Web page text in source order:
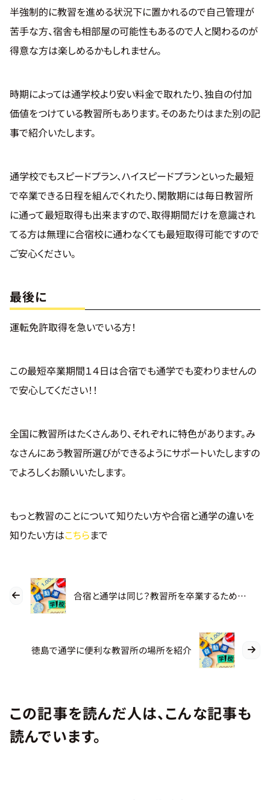
半強制的に教習を進める状況下に置かれるので自己管理が
苦手な方、宿舎も相部屋の可能性もあるので人と関わるのが
得意な方は楽しめるかもしれません。
時期によっては通学校より安い料金で取れたり、独自の付加
価値をつけている教習所もあります。そのあたりはまた別の記
事で紹介いたします。
通学校でもスピードプラン、ハイスピードプランといった最短
で卒業できる日程を組んでくれたり、閑散期には毎日教習所
に通って最短取得も出来ますので、取得期間だけを意識され
てる方は無理に合宿校に通わなくても最短取得可能ですので
ご安心ください。
最後に
運転免許取得を急いでいる方！
この最短卒業期間１４日は合宿でも通学でも変わりませんの
で安心してください！！
全国に教習所はたくさんあり、それぞれに特色があります。み
なさんにあう教習所選びができるようにサポートいたしますの
でよろしくお願いいたします。
もっと教習のことについて知りたい方や合宿と通学の違いを
知りたい方はこちらまで
合宿と通学は同じ？教習所を卒業するために必要な最短期間とは
徳島で通学に便利な教習所の場所を紹介
この記事を読んだ人は、こんな記事も
読んでいます。